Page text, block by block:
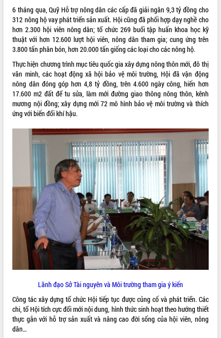
LIÊN KẾT WEB
THỐNG KÊ TRUY CẬP
Hôm nay: 11461
Tất cả:
66097129
6 tháng qua, Quỹ Hỗ trợ nông dân các cấp đã giải ngân 9,3 tỷ đồng cho
312 nông hộ vay phát triển sản xuất. Hội cũng đã phối hợp dạy nghề cho
hơn 2.300 hội viên nông dân; tổ chức 269 buổi tập huấn khoa học kỹ
thuật với hơn 12.600 lượt hội viên, nông dân tham gia; cung ứng trên
3.800 tấn phân bón, hơn 20.000 tấn giống các loại cho các nông hộ.
Thực hiện chương trình mục tiêu quốc gia xây dựng nông thôn mới, đô thị
văn minh, các hoạt động xã hội bảo vệ môi trường, Hội đã vận động
nông dân đóng góp hơn 4,8 tỷ đồng, trên 4.600 ngày công, hiến hơn
17.600 m2 đất để tu sửa, làm mới đường giao thông nông thôn, kênh
mương nội đồng; xây dựng mới 72 mô hình bảo vệ môi trường và thích
ứng với biến đổi khí hậu.
Lãnh đạo Sở Tài nguyên và Môi trường tham gia ý kiến
Công tác xây dựng tổ chức Hội tiếp tục được củng cố và phát triển. Các
chi, tổ Hội tích cực đổi mới nội dung, hình thức sinh hoạt theo hướng thiết
thực gắn với hỗ trợ sản xuất và nâng cao đời sống của hội viên, nông
dân…